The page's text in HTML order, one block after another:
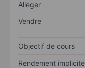
Alléger
Vendre
Objectif de cours
Rendement implicite